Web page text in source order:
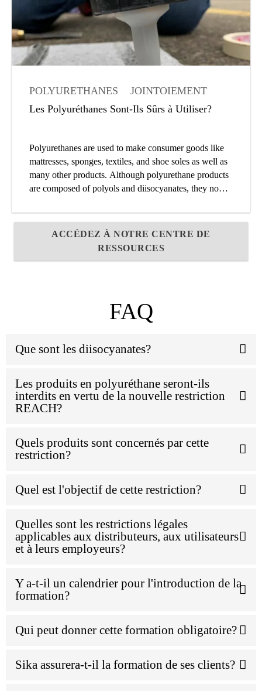
POLYURETHANES
JOINTOIEMENT
MASTIC
ADHÉSIF
Les Polyuréthanes Sont-Ils Sûrs à Utiliser?
Polyurethanes are used to make consumer goods like
mattresses, sponges, textiles, and shoe soles as well as
many other products. Although polyurethane products
are composed of polyols and diisocyanates, they no
reacted and cured.
ACCÉDEZ À NOTRE CENTRE DE
RESSOURCES
FAQ
Que sont les diisocyanates?
Les produits en polyuréthane seront-ils
interdits en vertu de la nouvelle restriction
REACH?
Quels produits sont concernés par cette
restriction?
Quel est l'objectif de cette restriction?
Quelles sont les restrictions légales
applicables aux distributeurs, aux utilisateurs
et à leurs employeurs?
Y a-t-il un calendrier pour l'introduction de la
formation?
Qui peut donner cette formation obligatoire?
Sika assurera-t-il la formation de ses clients?